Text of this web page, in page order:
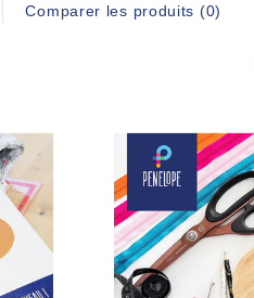
Comparer les produits (0)